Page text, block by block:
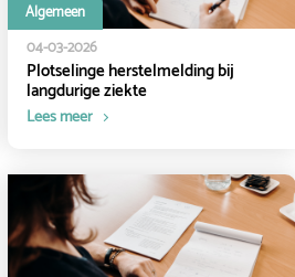
Algemeen
04-03-2026
Plotselinge herstelmelding bij
langdurige ziekte
Lees meer